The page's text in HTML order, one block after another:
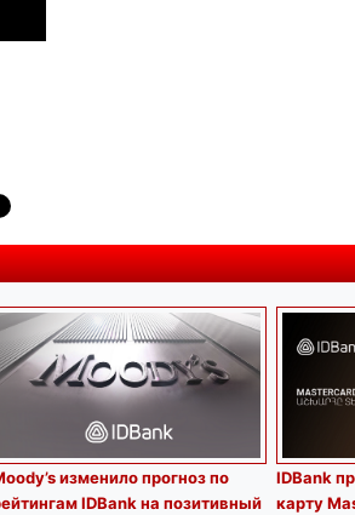
изменило прогноз по
IDBank на позитивный
IDBank
карту